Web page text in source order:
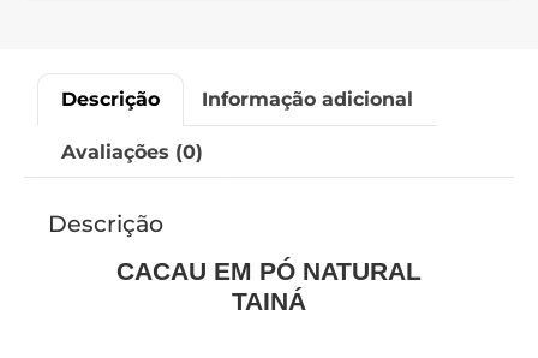
Descrição Informação adicional
Avaliações (0)
Descrição
CACAU EM PÓ NATURAL
TAINÁ